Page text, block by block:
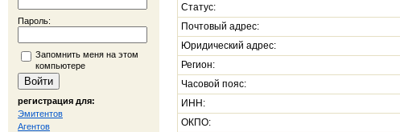
Пароль:
Запомнить меня на этом
компьютере
регистрация для:
Эмитентов
Агентов
Статус:
Почтовый адрес:
Юридический адрес:
Регион:
Часовой пояс:
ИНН:
ОКПО: